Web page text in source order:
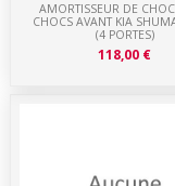
AMORTISSEUR DE
CHOCS AVANT KIA
(4 PORTES)
118,00 €